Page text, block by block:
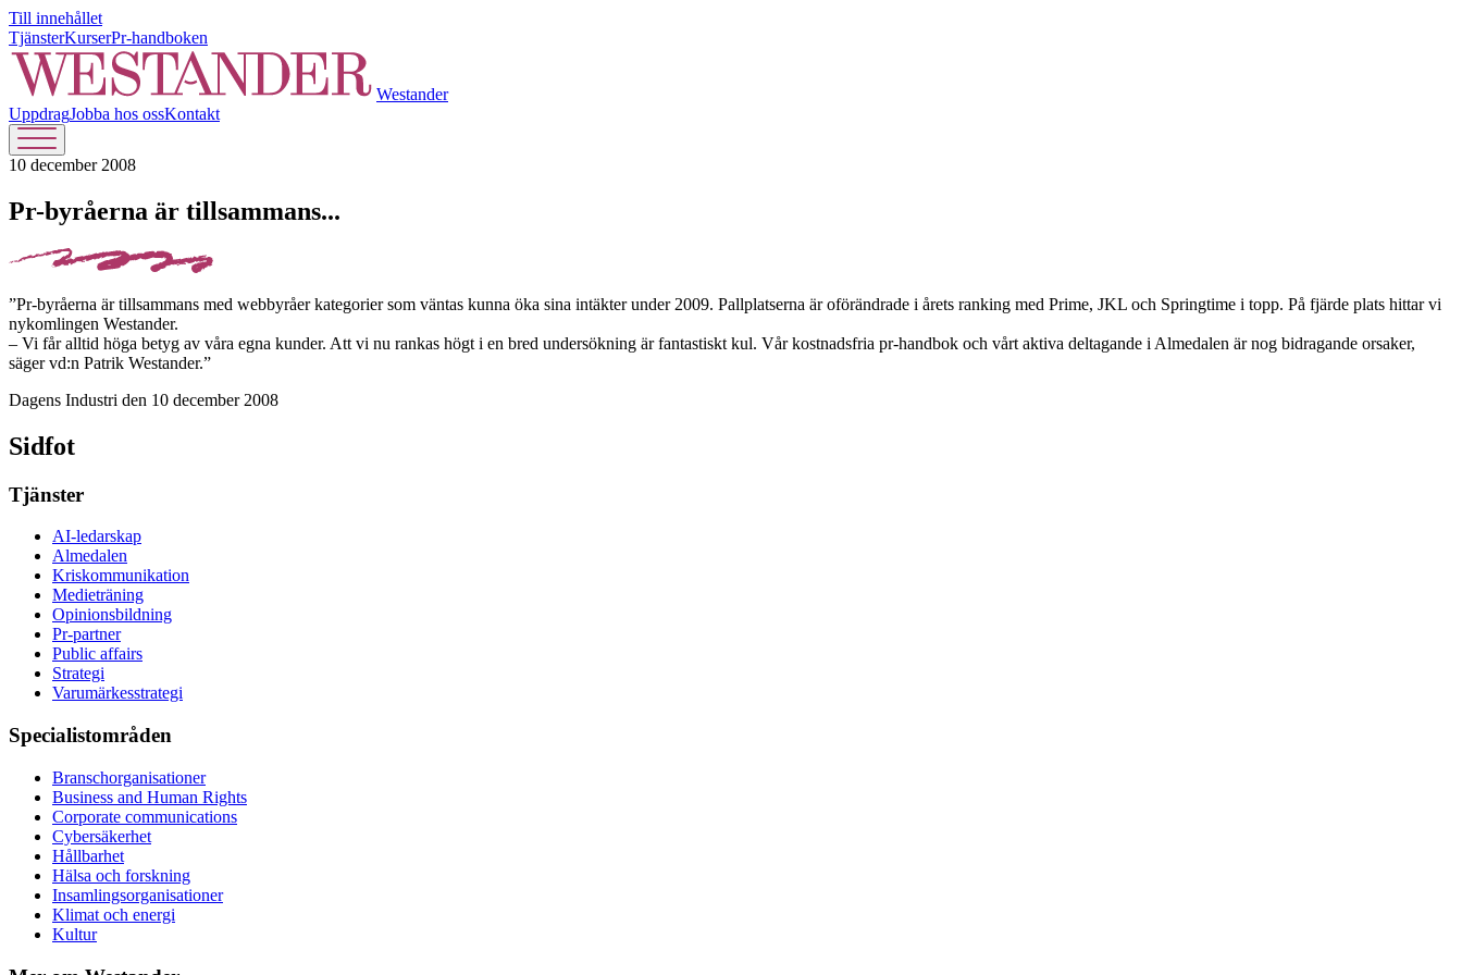
Till innehållet
TjänsterKurserPr-handboken
Westander
UppdragJobba hos ossKontakt
10 december 2008
Pr-byråerna är tillsammans...
”Pr-byråerna är tillsammans med webbyråer kategorier som väntas kunna öka sina intäkter under 2009. Pallplatserna är oförändrade i årets ranking med Prime, JKL och Springtime i topp. På fjärde plats hittar vi
nykomlingen Westander.
– Vi får alltid höga betyg av våra egna kunder. Att vi nu rankas högt i en bred undersökning är fantastiskt kul. Vår kostnadsfria pr-handbok och vårt aktiva deltagande i Almedalen är nog bidragande orsaker,
säger vd:n Patrik Westander.”
Dagens Industri den 10 december 2008
Sidfot
Tjänster
AI-ledarskap
Almedalen
Kris­kommunikation
Medieträning
Opinionsbildning
Pr-partner
Public affairs
Strategi
Varumärkesstrategi
Specialistområden
Branschorganisationer
Business and Human Rights
Corporate communications
Cybersäkerhet
Hållbarhet
Hälsa och forskning
Insamlingsorganisationer
Klimat och energi
Kultur